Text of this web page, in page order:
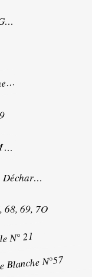
FRAGILE
R
Mots à maux n°20
WAM n° 5 (Les éditions du contentieux)
Le choix de Décharge n°193
68, 69, 7O
Blanche N°57
N° 21